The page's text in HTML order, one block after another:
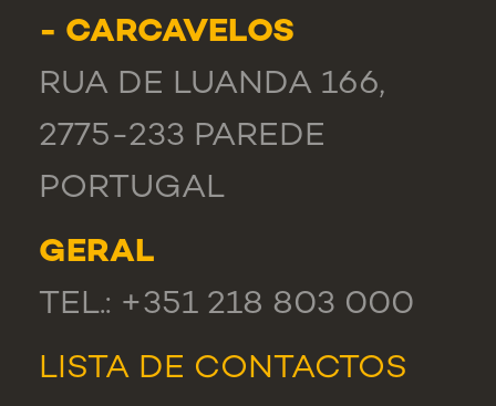
- CARCAVELOS
RUA DE LUANDA 166,
2775-233 PAREDE
PORTUGAL
GERAL
TEL.: +351 218 803 000
LISTA DE CONTACTOS